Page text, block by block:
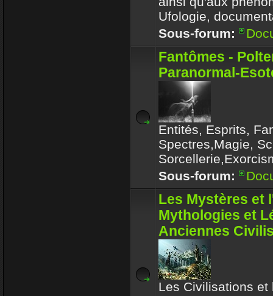
Ufologie,
Sous-forum:
Fantômes -
Paranormal-
Entités, Esprits,
Spectres,Magie,
Sous-forum:
Les Mystères et
Mythologies et
Anciennes
Les Civilisations